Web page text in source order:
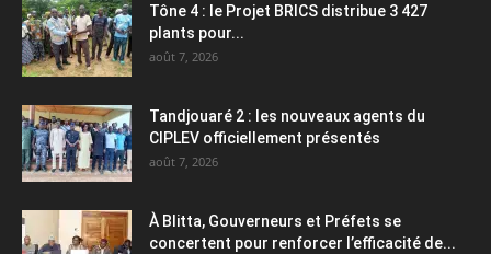
Tône 4 : le Projet BRICS distribue 3 427
plants pour...
août 7, 2026
Tandjouaré 2 : les nouveaux agents du
CIPLEV officiellement présentés
août 7, 2026
À Blitta, Gouverneurs et Préfets se
concertent pour renforcer l’efficacité de...